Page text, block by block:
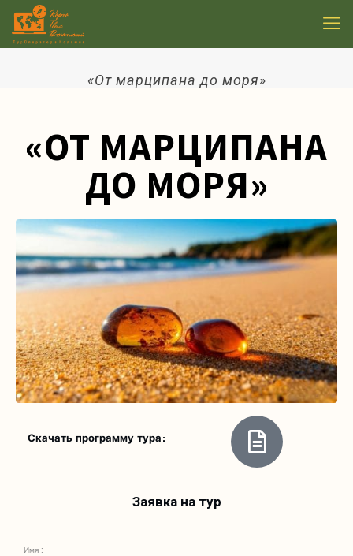
«От марципана до моря»
«ОТ МАРЦИПАНА
ДО МОРЯ»
Скачать программу тура:
Заявка на тур